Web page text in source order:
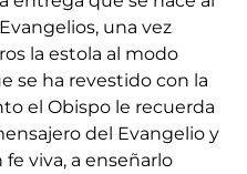
una vez
la estola al modo
se ha revestido con la
el Obispo le recuerda
del Evangelio y
viva, a enseñarlo